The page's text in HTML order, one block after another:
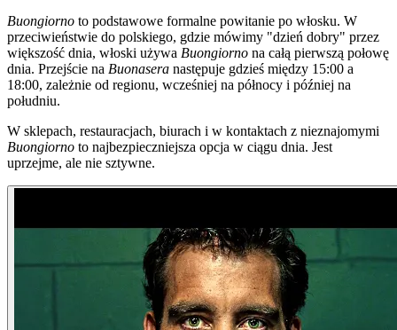
Buongiorno to podstawowe formalne powitanie po włosku. W
przeciwieństwie do polskiego, gdzie mówimy "dzień dobry" przez
większość dnia, włoski używa Buongiorno na całą pierwszą połowę
dnia. Przejście na Buonasera następuje gdzieś między 15:00 a
18:00, zależnie od regionu, wcześniej na północy i później na
południu.
W sklepach, restauracjach, biurach i w kontaktach z nieznajomymi
Buongiorno to najbezpieczniejsza opcja w ciągu dnia. Jest
uprzejme, ale nie sztywne.